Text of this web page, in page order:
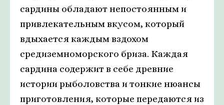
сардины обладают непостоянным и
привлекательным вкусом, который
вдыхается каждым вздохом
средиземноморского бриза. Каждая
сардина содержит в себе древние
истории рыболовства и тонкие нюансы
приготовления, которые передаются из